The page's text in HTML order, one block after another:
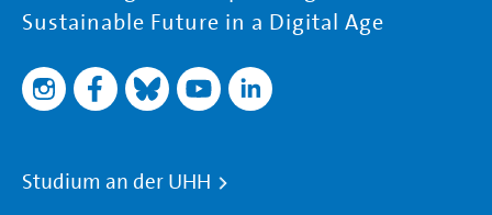
Sustainable Future in a Digital Age
Studium an der UHH